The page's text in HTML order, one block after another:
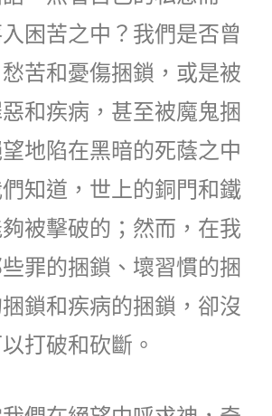
困苦之中？我們是否曾
苦和憂傷捆鎖，或是被
和疾病，甚至被魔鬼捆
地陷在黑暗的死蔭之中
知道，世上的銅門和鐵
被擊破的；然而，在我
罪的捆鎖、壞習慣的捆
鎖和疾病的捆鎖，卻沒
打破和砍斷。